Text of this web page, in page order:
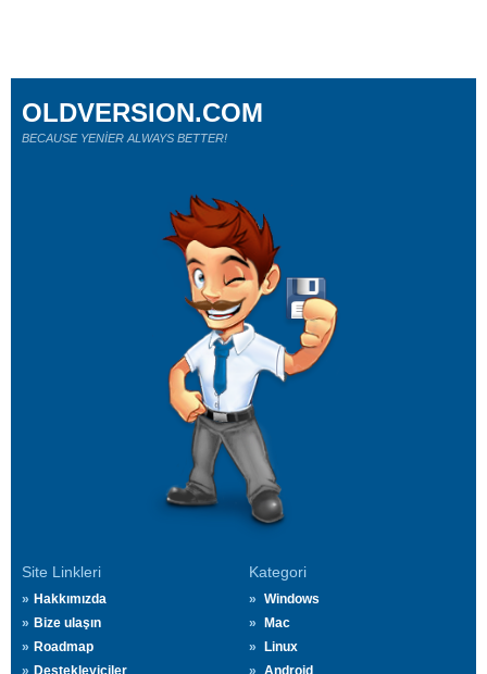
Site Linkleri
Hakkımızda
Bize ulaşın
Roadmap
Destekleyiciler
Kategori
Windows
Mac
Linux
Android
OLDVERSION.COM
BECAUSE YENİER ALWAYS BETTER!